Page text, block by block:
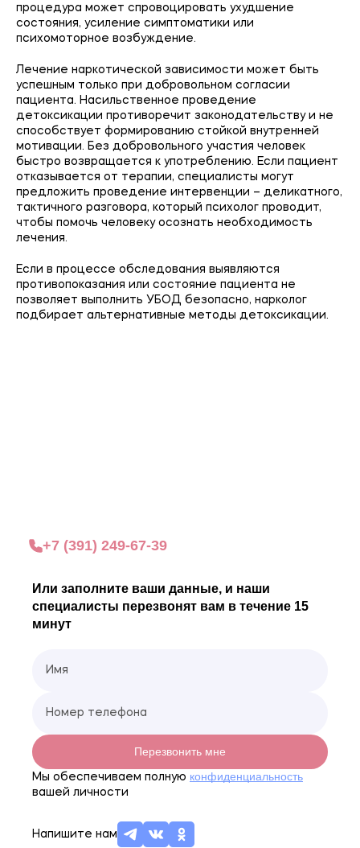
процедура может спровоцировать ухудшение
состояния, усиление симптоматики или
психомоторное возбуждение.
Лечение наркотической зависимости может быть
успешным только при добровольном согласии
пациента. Насильственное проведение
детоксикации противоречит законодательству и не
способствует формированию стойкой внутренней
мотивации. Без добровольного участия человек
быстро возвращается к употреблению. Если пациент
отказывается от терапии, специалисты могут
предложить проведение интервенции – деликатного,
тактичного разговора, который психолог проводит,
чтобы помочь человеку осознать необходимость
лечения.
Если в процессе обследования выявляются
противопоказания или состояние пациента не
позволяет выполнить УБОД безопасно, нарколог
подбирает альтернативные методы детоксикации.
+7 (391) 249-67-39
Или заполните ваши данные, и наши
специалисты перезвонят вам в течение 15
минут
Перезвонить мне
Мы обеспечиваем полную конфиденциальность
вашей личности
Напишите нам